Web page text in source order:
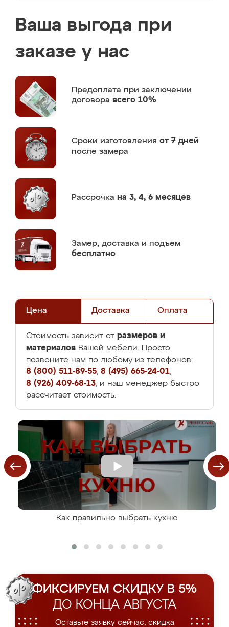
Ваша выгода при
заказе у нас
Предоплата при заключении
договора всего 10%
Сроки изготовления от 7 дней
после замера
Рассрочка на 3, 4, 6 месяцев
Замер, доставка и подъем
бесплатно
Цена Доставка Оплата
Стоимость зависит от размеров и
материалов Вашей мебели. Просто
позвоните нам по любому из телефонов:
8 (800) 511-89-55, 8 (495) 665-24-01,
8 (926) 409-68-13, и наш менеджер быстро
рассчитает стоимость.
Как правильно выбрать кухню
ФИКСИРУЕМ СКИДКУ В 5%
ДО КОНЦА АВГУСТА
Оставьте заявку сейчас, скидка